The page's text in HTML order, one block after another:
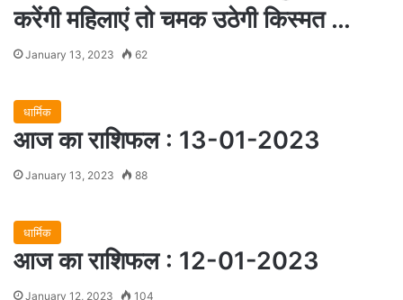
करेंगी महिलाएं तो चमक उठेगी किस्मत …
January 13, 2023 62
धार्मिक
आज का राशिफल : 13-01-2023
January 13, 2023 88
धार्मिक
आज का राशिफल : 12-01-2023
January 12, 2023 104